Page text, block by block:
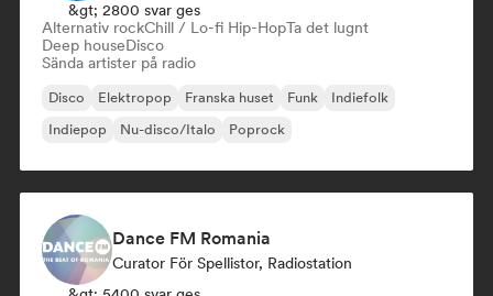
&gt; 2800 svar ges
Alternativ rockChill / Lo-fi Hip-HopTa det lugnt
Deep houseDisco
Sända artister på radio
Disco Elektropop Franska huset Funk
Indiefolk
Indiepop
Nu-disco/Italo Poprock
Dance FM Romania
Curator För Spellistor, Radiostation